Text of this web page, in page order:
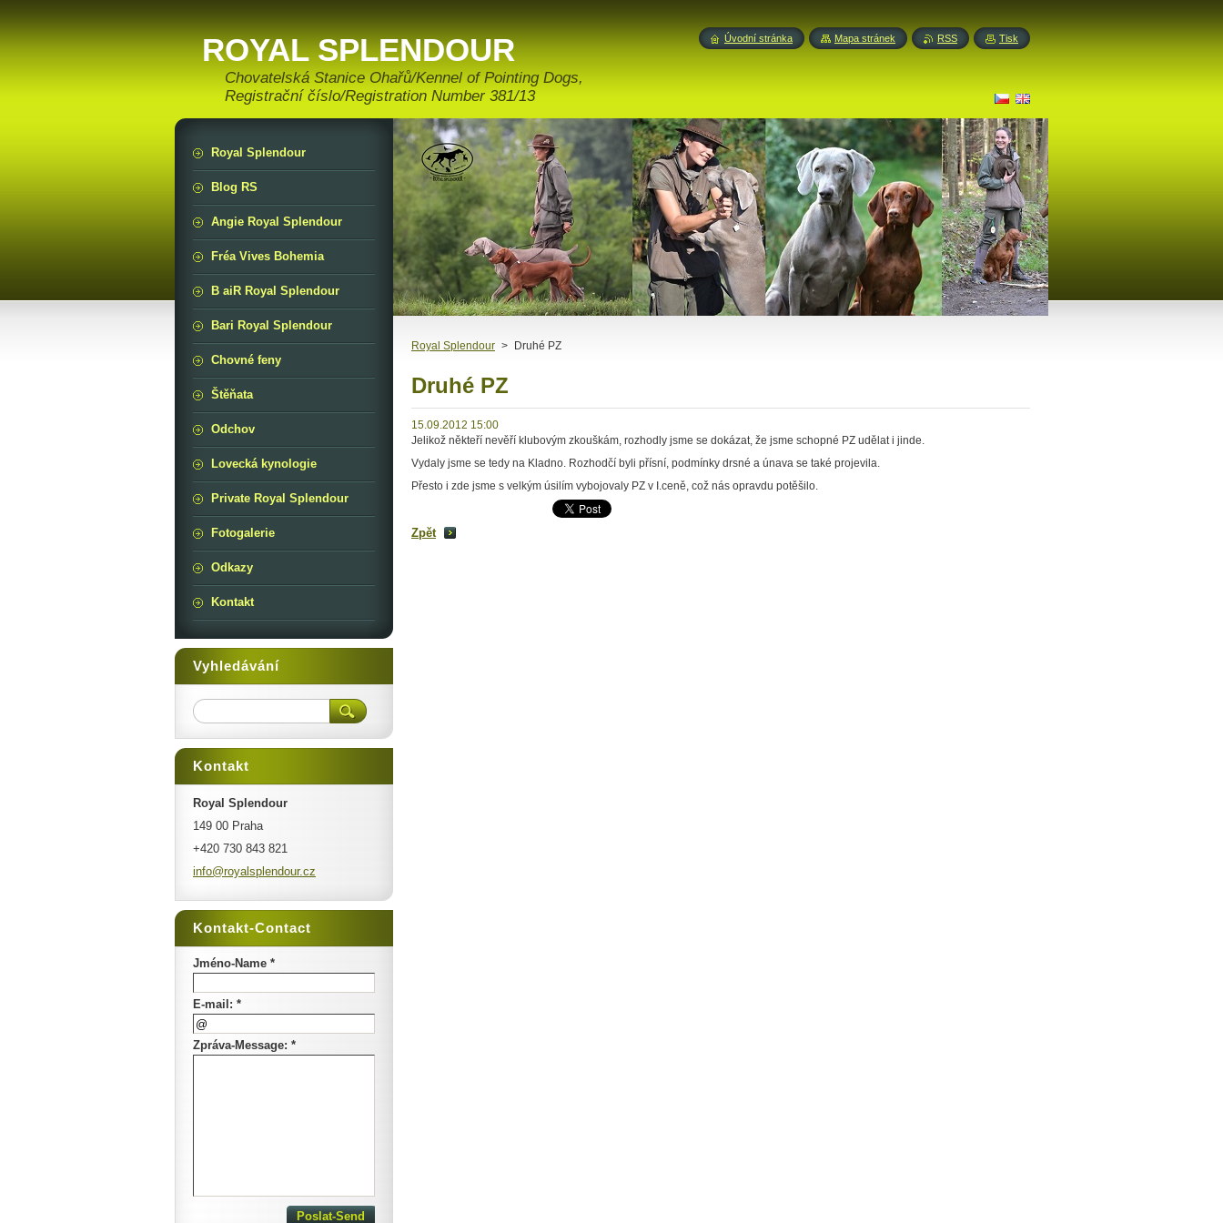
ROYAL SPLENDOUR
Chovatelská Stanice Ohařů/Kennel of Pointing Dogs,
Registrační číslo/Registration Number 381/13
Royal Splendour > Druhé PZ
Druhé PZ
15.09.2012 15:00
Jelikož někteří nevěří klubovým zkouškám, rozhodly jsme se dokázat, že jsme schopné PZ udělat i jinde.
Vydaly jsme se tedy na Kladno. Rozhodčí byli přísní, podmínky drsné a únava se také projevila.
Přesto i zde jsme s velkým úsilím vybojovaly PZ v I.ceně, což nás opravdu potěšilo.
Zpět
Royal Splendour
Blog RS
Angie Royal Splendour
Fréa Vives Bohemia
B aiR Royal Splendour
Bari Royal Splendour
Chovné feny
Štěňata
Odchov
Lovecká kynologie
Private Royal Splendour
Fotogalerie
Odkazy
Kontakt
Vyhledávání
Kontakt
Royal Splendour
149 00 Praha
+420 730 843 821
info@royalsplendour.cz
Kontakt-Contact
Jméno-Name *
E-mail: *
Zpráva-Message: *
Úvodní stránka Mapa stránek RSS Tisk